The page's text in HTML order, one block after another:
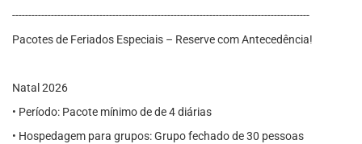
--------------------------------------------------------------------------------------------
Pacotes de Feriados Especiais – Reserve com Antecedência!
Natal 2026
• Período: Pacote mínimo de de 4 diárias
• Hospedagem para grupos: Grupo fechado de 30 pessoas